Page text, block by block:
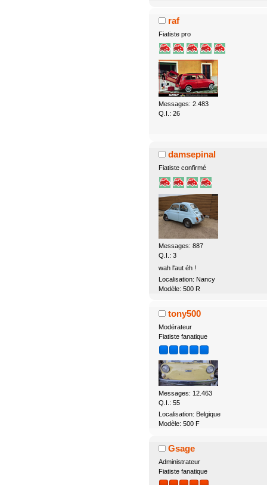
raf
Fiatiste pro
Messages: 2.483
Q.I.: 26
damsepinal
Fiatiste confirmé
Messages: 887
Q.I.: 3
wah l'aut éh !
Localisation: Nancy
Modèle: 500 R
tony500
Modérateur
Fiatiste fanatique
Messages: 12.463
Q.I.: 55
Localisation: Belgique
Modèle: 500 F
Gsage
Administrateur
Fiatiste fanatique